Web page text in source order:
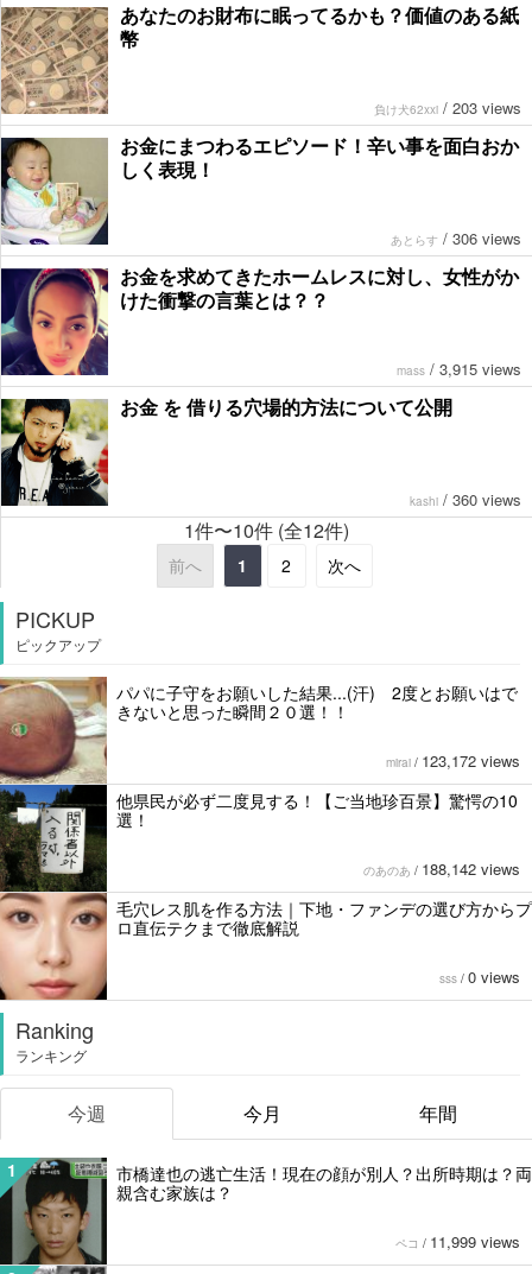
あなたのお財布に眠ってるかも？価値のある紙
幣
負け犬62xxi / 203 views
お金にまつわるエピソード！辛い事を面白おか
しく表現！
あとらす / 306 views
お金を求めてきたホームレスに対し、女性がか
けた衝撃の言葉とは？？
mass / 3,915 views
お金 を 借りる穴場的方法について公開
kashi / 360 views
1件〜10件 (全12件)
前へ 1 2 次へ
PICKUP
ピックアップ
パパに子守をお願いした結果...(汗) 2度とお願いはで
きないと思った瞬間２０選！！
mirai / 123,172 views
他県民が必ず二度見する！【ご当地珍百景】驚愕の10
選！
のあのあ / 188,142 views
毛穴レス肌を作る方法｜下地・ファンデの選び方からプ
ロ直伝テクまで徹底解説
sss / 0 views
Ranking
ランキング
今週 今月 年間
1
市橋達也の逃亡生活！現在の顔が別人？出所時期は？両
親含む家族は？
ペコ / 11,999 views